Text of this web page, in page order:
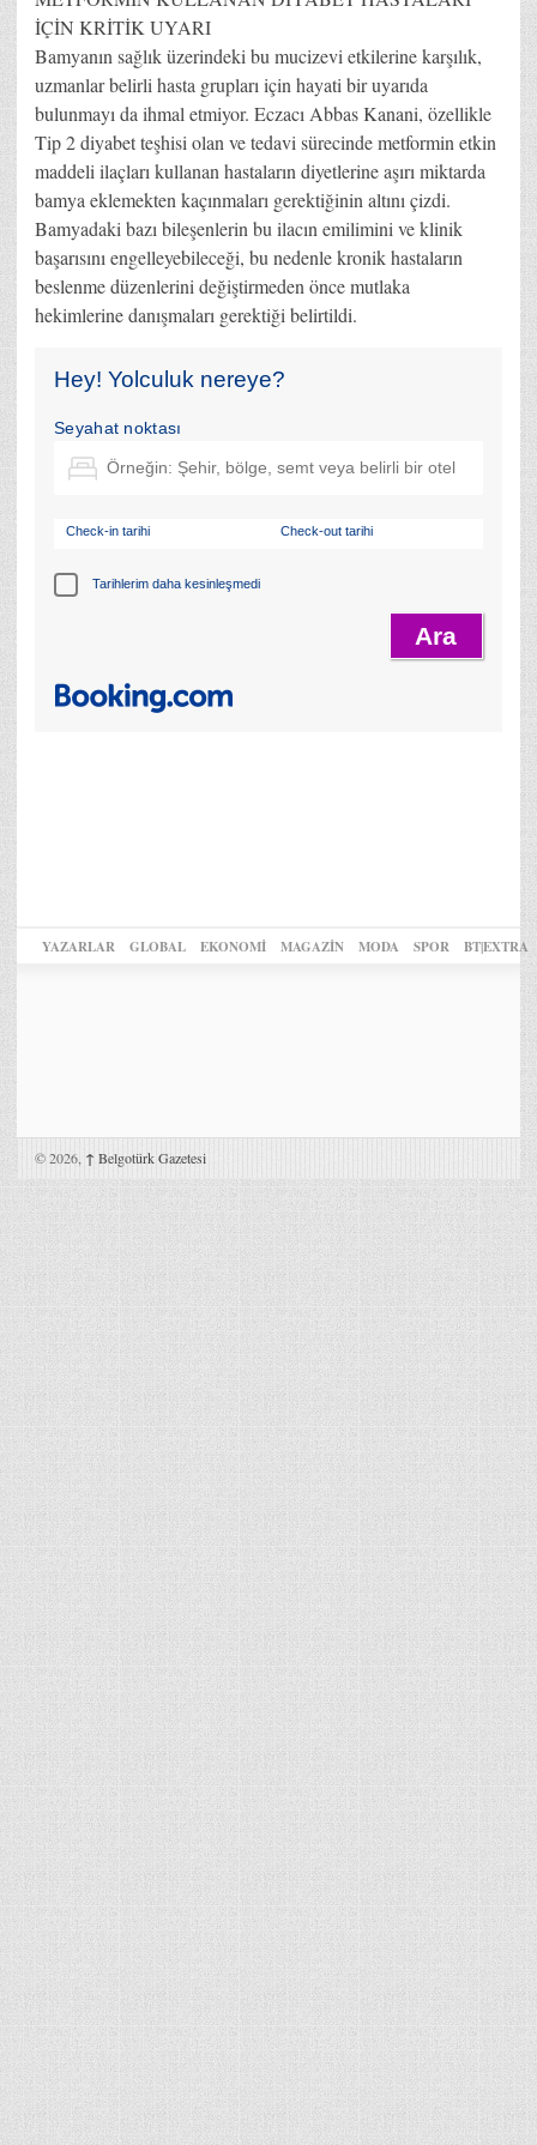
İÇİN KRİTİK UYARI
Bamyanın sağlık üzerindeki bu mucizevi etkilerine karşılık,
uzmanlar belirli hasta grupları için hayati bir uyarıda
bulunmayı da ihmal etmiyor. Eczacı Abbas Kanani, özellikle
Tip 2 diyabet teşhisi olan ve tedavi sürecinde metformin etkin
maddeli ilaçları kullanan hastaların diyetlerine aşırı miktarda
bamya eklemekten kaçınmaları gerektiğinin altını çizdi.
Bamyadaki bazı bileşenlerin bu ilacın emilimini ve klinik
başarısını engelleyebileceği, bu nedenle kronik hastaların
beslenme düzenlerini değiştirmeden önce mutlaka
hekimlerine danışmaları gerektiği belirtildi.
Hey! Yolculuk nereye?
Seyahat noktası
Check-in tarihi Check-out tarihi
Tarihlerim daha kesinleşmedi
YAZARLAR GLOBAL EKONOMİ MAGAZİN MODA SPOR BT|EXTRA
© 2026, ↑ Belgotürk Gazetesi